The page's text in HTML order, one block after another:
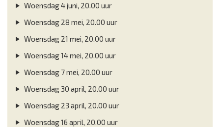
Woensdag 4 juni, 20.00 uur
Woensdag 28 mei, 20.00 uur
Woensdag 21 mei, 20.00 uur
Woensdag 14 mei, 20.00 uur
Woensdag 7 mei, 20.00 uur
Woensdag 30 april, 20.00 uur
Woensdag 23 april, 20.00 uur
Woensdag 16 april, 20.00 uur